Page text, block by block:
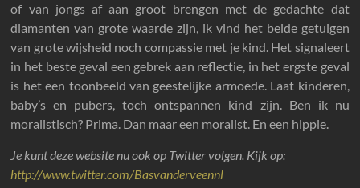
of van jongs af aan groot brengen met de gedachte dat
diamanten van grote waarde zijn, ik vind het beide getuigen
van grote wijsheid noch compassie met je kind. Het signaleert
in het beste geval een gebrek aan reflectie, in het ergste geval
is het een toonbeeld van geestelijke armoede. Laat kinderen,
baby’s en pubers, toch ontspannen kind zijn. Ben ik nu
moralistisch? Prima. Dan maar een moralist. En een hippie.
Je kunt deze website nu ook op Twitter volgen. Kijk op:
http://www.twitter.com/Basvanderveennl